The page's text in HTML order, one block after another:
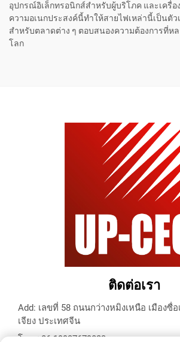
อุปกรณ์อิเล็กทรอนิกส์สำหรับผู้บริโภค และเครื่อ
ความอเนกประสงค์นี้ทำให้สายไฟเหล่านี้เป็นตัว
สำหรับตลาดต่าง ๆ ตอบสนองความต้องการที่ห
โลก
ติดต่อเรา
Add: เลขที่ 58 ถนนกว่างหมิงเหนือ เมือง
เจียง ประเทศจีน
โทร:+86-19937679823